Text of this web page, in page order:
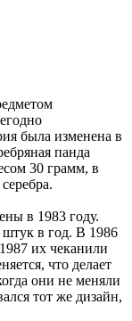
была изменена в
панда
30 грамм, в
в 1983 году.
в год. В 1986
их чеканили
что делает
они не меняли
тот же дизайн,